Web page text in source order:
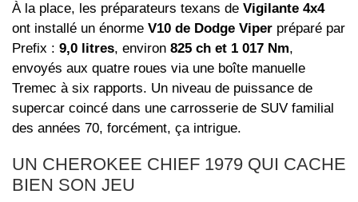
À la place, les préparateurs texans de Vigilante 4x4
ont installé un énorme V10 de Dodge Viper préparé par
Prefix : 9,0 litres, environ 825 ch et 1 017 Nm,
envoyés aux quatre roues via une boîte manuelle
Tremec à six rapports. Un niveau de puissance de
supercar coincé dans une carrosserie de SUV familial
des années 70, forcément, ça intrigue.
UN CHEROKEE CHIEF 1979 QUI CACHE
BIEN SON JEU